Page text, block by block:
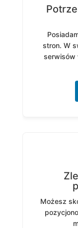
stron. W
serwisów
Możesz